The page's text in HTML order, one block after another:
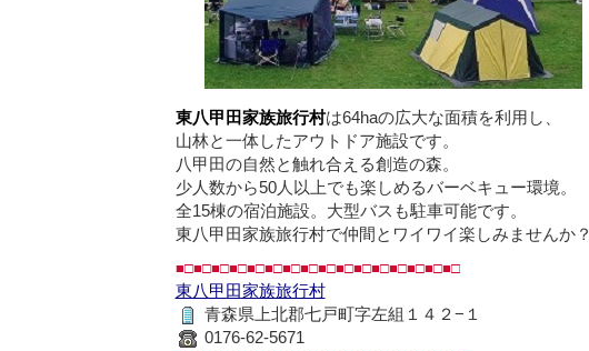
東八甲田家族旅行村は64haの広大な面積を利用し、
山林と一体したアウトドア施設です。
八甲田の自然と触れ合える創造の森。
少人数から50人以上でも楽しめるバーベキュー環境。
全15棟の宿泊施設。大型バスも駐車可能です。
東八甲田家族旅行村で仲間とワイワイ楽しみませんか？
■□■□■□■□■□■□■□■□■□■□■□■□■□■□■□■□
東八甲田家族旅行村
青森県上北郡七戸町字左組１４２−１
0176-62-5671